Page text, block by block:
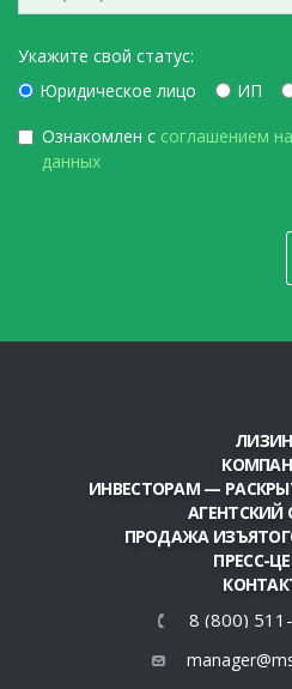
Укажите свой статус:
Юридическое лицо
ИП
Ознакомлен с соглашением
данных
ИНВЕСТОРАМ —
АГЕНТСКИЙ
ПРОДАЖА
ПРЕСС-
8 (800)